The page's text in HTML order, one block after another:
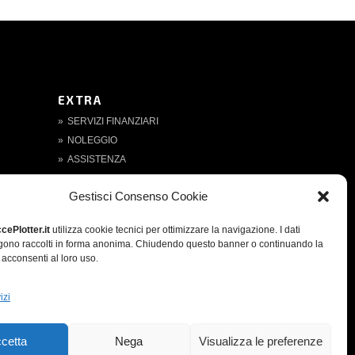
Gestisci Consenso Cookie
utilizza cookie tecnici per ottimizzare la navigazione. I dati
raccolti in forma anonima. Chiudendo questo banner o continuando la
al loro uso.
Nega Visualizza le preferenze
EXTRA
SERVIZI FINANZIARI
NOLEGGIO
ASSISTENZA
CONDIZIONI DI VENDITA
PRIVACY POLICY
CREDITS